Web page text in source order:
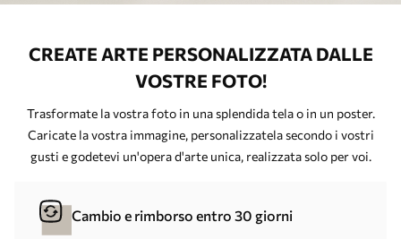
CREATE ARTE PERSONALIZZATA DALLE
VOSTRE FOTO!
Trasformate la vostra foto in una splendida tela o in un poster.
Caricate la vostra immagine, personalizzatela secondo i vostri
gusti e godetevi un'opera d'arte unica, realizzata solo per voi.
Cambio e rimborso entro 30 giorni